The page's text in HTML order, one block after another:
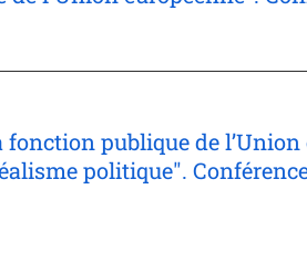
publique de
politique".